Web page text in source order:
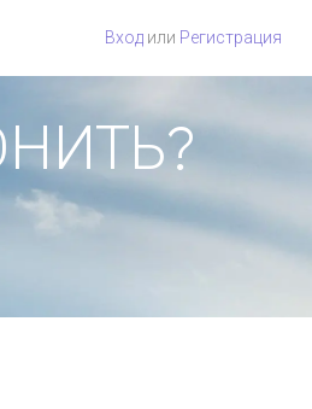
Вход или Регистрация